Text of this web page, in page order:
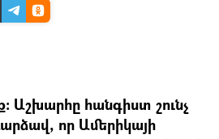
Աշխարհը հանգիստ շունչ
որ Ամերիկայի